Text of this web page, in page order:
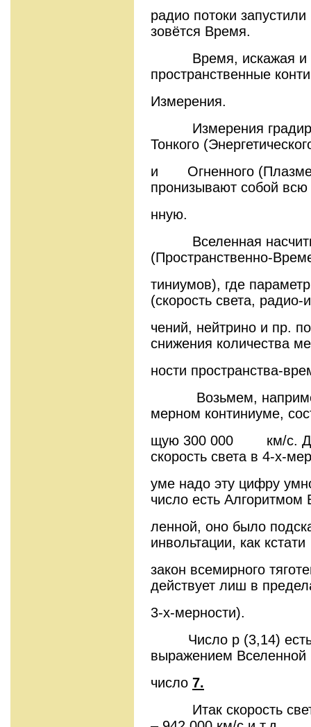
радио потоки
зовётся Время.
Время, искажая и
пространственные
Измерения.
Измерения
Тонкого
и
Огненного
пронизывают собой
нную.
Вселенная
(Пространственно-
тиниумов), где
(скорость света, радио-
чений, нейтрино и пр.
снижения количества
ности пространства-
Возьмем, например
мерном континиуме,
щую 300 000
км/с.
скорость света в 4-х-
уме надо эту цифру
число есть Алгоритмом
ленной, оно было
инвольтации, как кстати
закон всемирного
действует лиш в
3-х-мерности).
Число p (3,14) есть
выражением Вселенной
число 7.
Итак скорость